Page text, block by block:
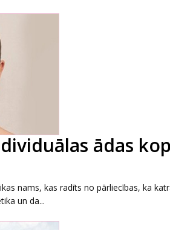
ādas
nams, kas radīts no pārliecības, ka
un da...